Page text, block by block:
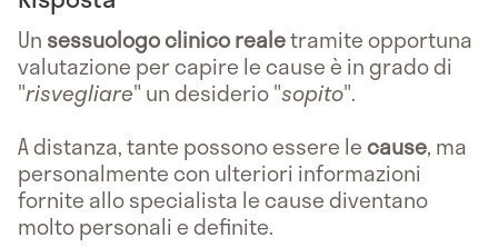
Un sessuologo clinico realetramite opportuna
valutazione per capire le cause è in grado di
"risvegliare" un desiderio "sopito".
A distanza, tante possono essere lecause, ma
personalmente con ulteriori informazioni
fornite allo specialista le cause diventano
molto personali e definite.